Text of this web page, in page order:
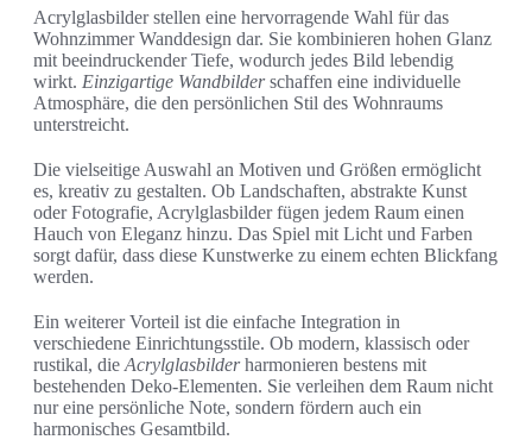
Acrylglasbilder stellen eine hervorragende Wahl für das
Wohnzimmer Wanddesign dar. Sie kombinieren hohen Glanz
mit beeindruckender Tiefe, wodurch jedes Bild lebendig
wirkt. Einzigartige Wandbilderschaffen eine individuelle
Atmosphäre, die den persönlichen Stil des Wohnraums
unterstreicht.
Die vielseitige Auswahl an Motiven und Größen ermöglicht
es, kreativ zu gestalten. Ob Landschaften, abstrakte Kunst
oder Fotografie, Acrylglasbilder fügen jedem Raum einen
Hauch von Eleganz hinzu. Das Spiel mit Licht und Farben
sorgt dafür, dass diese Kunstwerke zu einem echten Blickfang
werden.
Ein weiterer Vorteil ist die einfache Integration in
verschiedene Einrichtungsstile. Ob modern, klassisch oder
rustikal, die Acrylglasbilderharmonieren bestens mit
bestehenden Deko-Elementen. Sie verleihen dem Raum nicht
nur eine persönliche Note, sondern fördern auch ein
harmonisches Gesamtbild.